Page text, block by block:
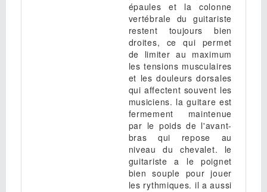
épaules et la colonne
vertébrale du guitariste
restent toujours bien
droites, ce qui permet
de limiter au maximum
les tensions musculaires
et les douleurs dorsales
qui affectent souvent les
musiciens. la guitare est
fermement maintenue
par le poids de l'avant-
bras qui repose au
niveau du chevalet. le
guitariste a le poignet
bien souple pour jouer
les rythmiques. il a aussi